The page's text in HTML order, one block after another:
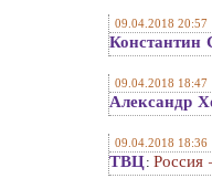
09.04.2018 20:57
Константин
09.04.2018 18:47
Александр
09.04.2018 18:36
ТВЦ: Россия